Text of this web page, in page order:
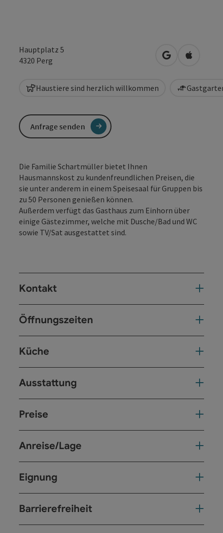
Hauptplatz 5
4320 Perg in Googlein Apple
Haustiere sind herzlich willkommen
Die Familie Schartmüller bietet Ihnen
Hausmannskost zu kundenfreundlichen Preisen, die
sie unter anderem in einem Speisesaal für Gruppen bis
zu 50 Personen genießen können.
Außerdem verfügt das Gasthaus zum Einhorn über
einige Gästezimmer, welche mit Dusche/Bad und WC
sowie TV/Sat ausgestattet sind.
Kontakt
Öffnungszeiten
Küche
Ausstattung
Preise
Anreise/Lage
Eignung
Barrierefreiheit
Anfrage senden